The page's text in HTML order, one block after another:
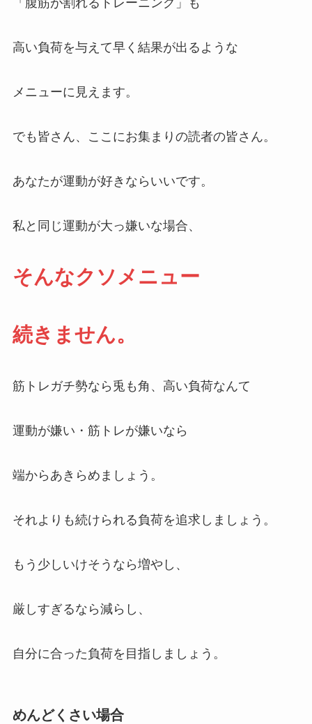
「腹筋が割れるトレーニング」も
高い負荷を与えて早く結果が出るような
メニューに見えます。
でも皆さん、ここにお集まりの読者の皆さん。
あなたが運動が好きならいいです。
私と同じ運動が大っ嫌いな場合、
そんなクソメニュー
続きません。
筋トレガチ勢なら兎も角、高い負荷なんて
運動が嫌い・筋トレが嫌いなら
端からあきらめましょう。
それよりも続けられる負荷を追求しましょう。
もう少しいけそうなら増やし、
厳しすぎるなら減らし、
自分に合った負荷を目指しましょう。
めんどくさい場合